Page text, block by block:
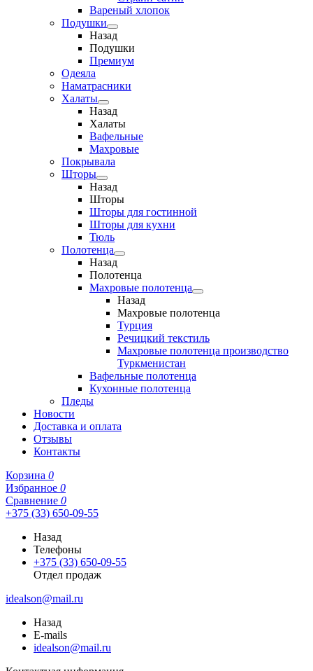
Вареный хлопок
Подушки
Назад
Подушки
Премиум
Одеяла
Наматрасники
Халаты
Назад
Халаты
Вафельные
Махровые
Покрывала
Шторы
Назад
Шторы
Шторы для гостинной
Шторы для кухни
Тюль
Полотенца
Назад
Полотенца
Махровые полотенца
Назад
Махровые полотенца
Турция
Речицкий текстиль
Махровые полотенца производство
Туркменистан
Вафельные полотенца
Кухонные полотенца
Пледы
Новости
Доставка и оплата
Отзывы
Контакты
Корзина 0
Избранное 0
Сравнение 0
+375 (33) 650-09-55
Назад
Телефоны
+375 (33) 650-09-55
Отдел продаж
idealson@mail.ru
Назад
E-mails
idealson@mail.ru